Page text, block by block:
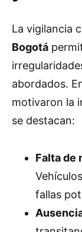
La vigilancia
Bogotá
abordados.
motivaron la
se destacan:
Falta de
fallas